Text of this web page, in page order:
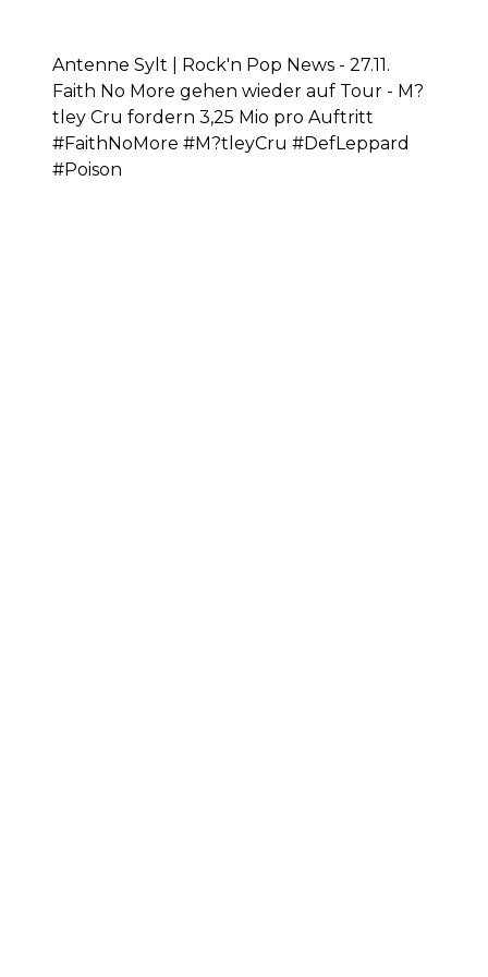
Antenne Sylt | Rock'n Pop News - 27.11.
Faith No More gehen wieder auf Tour - M?
tley Cru fordern 3,25 Mio pro Auftritt
#FaithNoMore #M?tleyCru #DefLeppard
#Poison